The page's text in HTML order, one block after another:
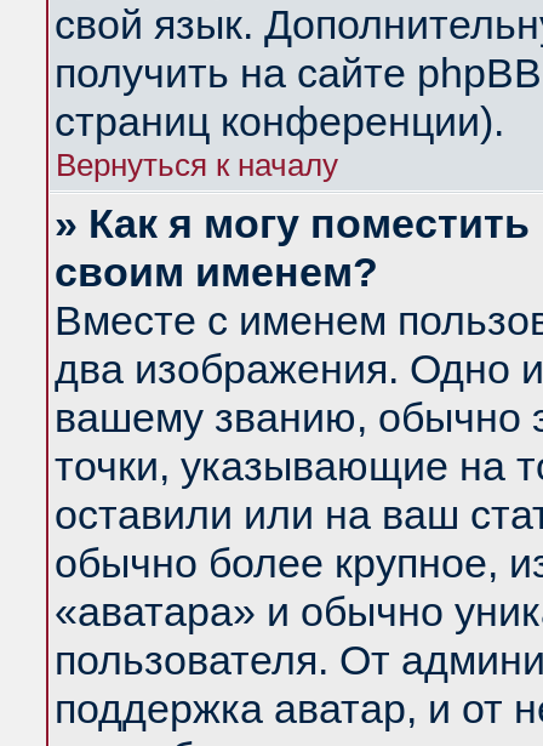
свой язык.
получить на сайте
страниц конференции).
Вернуться к началу
» Как я могу
своим именем?
Вместе с именем
два изображения. Одно
вашему званию, обычно
точки, указывающие на
оставили или на ваш
обычно более крупное,
«аватара» и обычно
пользователя. От
поддержка аватар, и от